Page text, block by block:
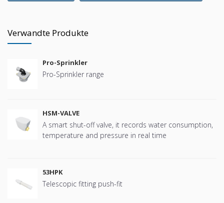
Verwandte Produkte
Pro-Sprinkler
Pro-Sprinkler range
HSM-VALVE
A smart shut-off valve, it records water consumption,
temperature and pressure in real time
53HPK
Telescopic fitting push-fit